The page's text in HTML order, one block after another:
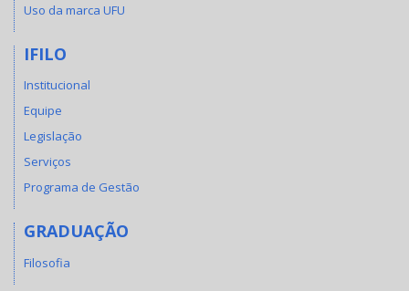
Uso da marca UFU
IFILO
Institucional
Equipe
Legislação
Serviços
Programa de Gestão
GRADUAÇÃO
Filosofia